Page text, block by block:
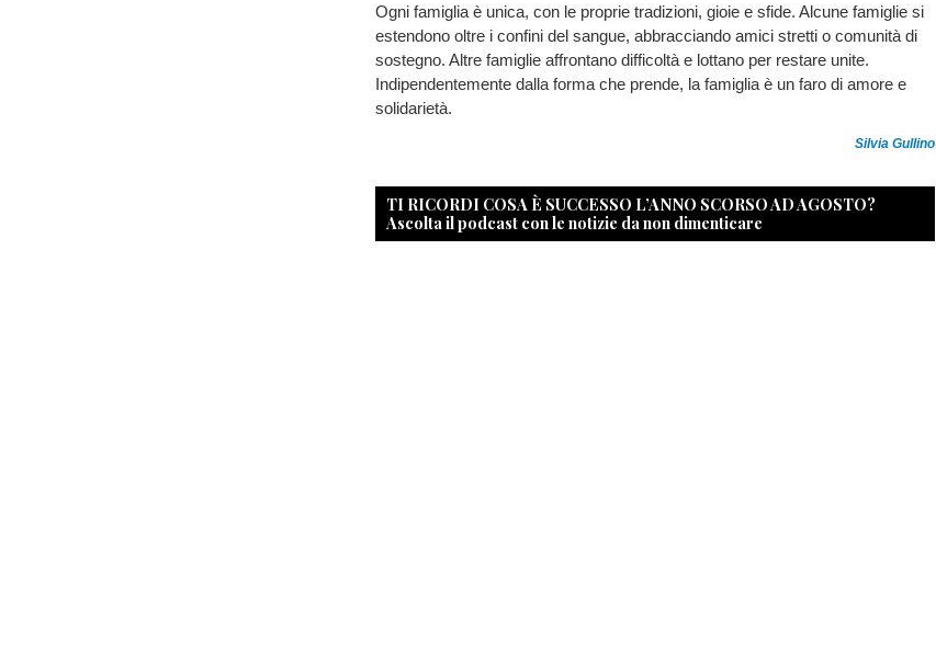
Ogni famiglia è unica, con le proprie tradizioni, gioie e sfide. Alcune famiglie si
estendono oltre i confini del sangue, abbracciando amici stretti o comunità di
sostegno. Altre famiglie affrontano difficoltà e lottano per restare unite.
Indipendentemente dalla forma che prende, la famiglia è un faro di amore e
solidarietà.
Silvia Gullino
TI RICORDI COSA È SUCCESSO L’ANNO SCORSO AD AGOSTO?
Ascolta il podcast con le notizie da non dimenticare